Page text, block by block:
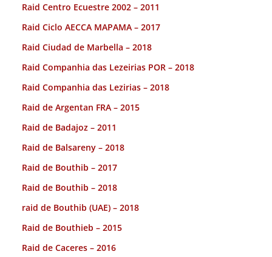
Raid Centro Ecuestre 2002 – 2011
Raid Ciclo AECCA MAPAMA – 2017
Raid Ciudad de Marbella – 2018
Raid Companhia das Lezeirias POR – 2018
Raid Companhia das Lezirias – 2018
Raid de Argentan FRA – 2015
Raid de Badajoz – 2011
Raid de Balsareny – 2018
Raid de Bouthib – 2017
Raid de Bouthib – 2018
raid de Bouthib (UAE) – 2018
Raid de Bouthieb – 2015
Raid de Caceres – 2016